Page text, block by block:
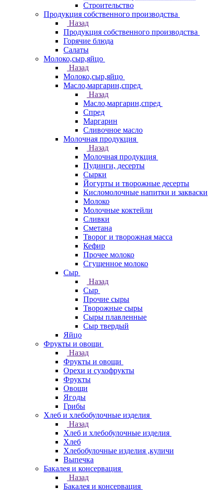
Строительство
Продукция собственного производства
Назад
Продукция собственного производства
Горячие блюда
Салаты
Молоко,сыр,яйцо
Назад
Молоко,сыр,яйцо
Масло,маргарин,спред
Назад
Масло,маргарин,спред
Спред
Маргарин
Сливочное масло
Молочная продукция
Назад
Молочная продукция
Пудинги, десерты
Сырки
Йогурты и творожные десерты
Кисломолочные напитки и закваски
Молоко
Молочные коктейли
Сливки
Сметана
Творог и творожная масса
Кефир
Прочее молоко
Сгущенное молоко
Сыр
Назад
Сыр
Прочие сыры
Творожные сыры
Сыры плавленные
Сыр твердый
Яйцо
Фрукты и овощи
Назад
Фрукты и овощи
Орехи и сухофрукты
Фрукты
Овощи
Ягоды
Грибы
Хлеб и хлебобулочные изделия
Назад
Хлеб и хлебобулочные изделия
Хлеб
Хлебобулочные изделия ,куличи
Выпечка
Бакалея и консервация
Назад
Бакалея и консервация